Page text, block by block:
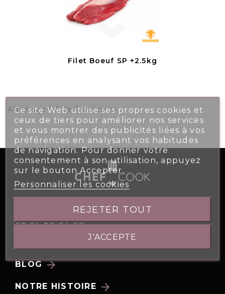
Filet Boeuf SP +2.5kg
Affichage 1-3 de 3 article(s)
02 37 26 97 95
contact@chefcook.fr
BLOGarrow_forward
NOTRE HISTOIRE arrow_forward
Ce site Web utilise ses propres cookies et
ceux de tiers pour améliorer nos services
et vous montrer des publicités liées à vos
préférences en analysant vos habitudes
de navigation. Pour donner votre
consentement à son utilisation, appuyez
sur le bouton Accepter.
Personnaliser les cookies
REJETER TOUT
J'ACCEPTE